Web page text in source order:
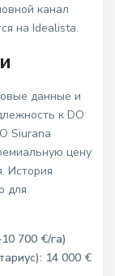
канал
на Idealista.
данные и
к DO
Siurana
цену
История
для
700 €/га)
14 000 €